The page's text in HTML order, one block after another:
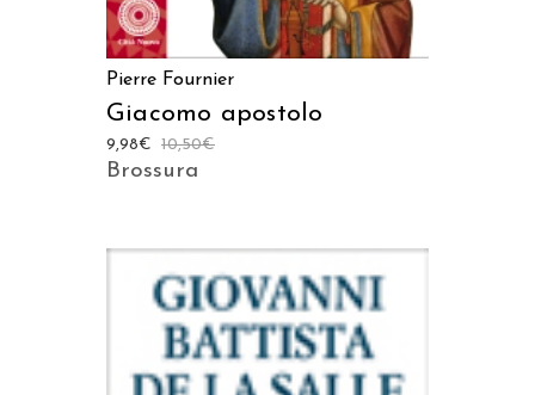
Pierre Fournier
Giacomo apostolo
10,50€
9,98€
Brossura